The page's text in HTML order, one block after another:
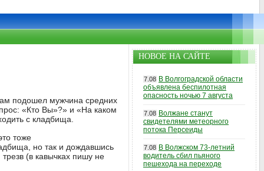
подошел мужчина средних
«Кто Вы»?» и «На каком
с кладбища.
тоже
но так и дождавшись
(в кавычках пишу не
НОВОЕ НА САЙТЕ
7.08 В Волгоградской области
объявлена беспилотная
опасность ночью 7 августа
7.08 Волжане станут
свидетелями метеорного
потока Персеиды
7.08 В Волжском 73-летний
водитель сбил пьяного
пешехода на переходе